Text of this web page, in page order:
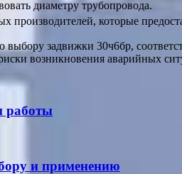
диаметру трубопровода.
производителей, которые
выбору задвижки 30ч6бр,
возникновения аварийных
работы
и применению